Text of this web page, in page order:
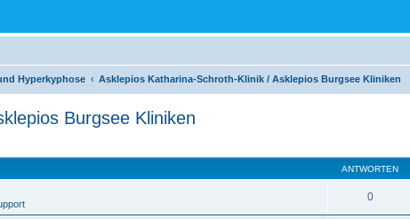
Hyperkyphose Asklepios Katharina-Schroth-Klinik / Asklepios Burgsee Kliniken
Burgsee Kliniken
ANTWORTEN
0